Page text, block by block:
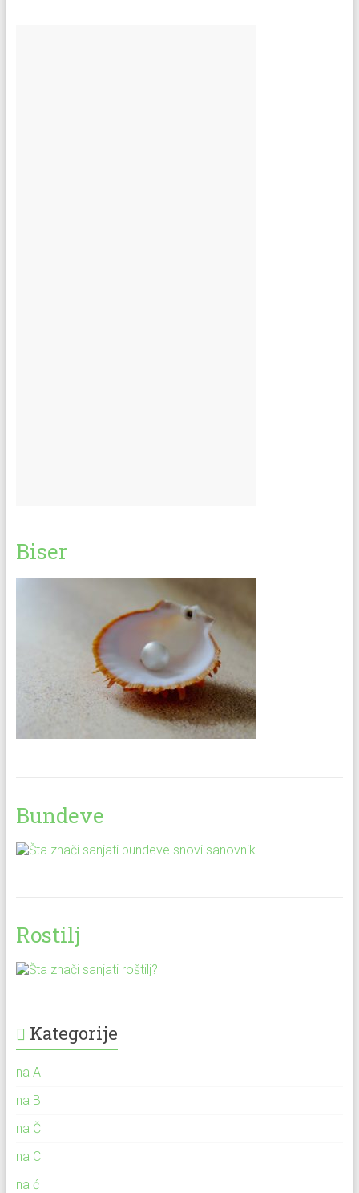
Biser
Bundeve
Rostilj
Kategorije
na A
na B
na Č
na C
na ć